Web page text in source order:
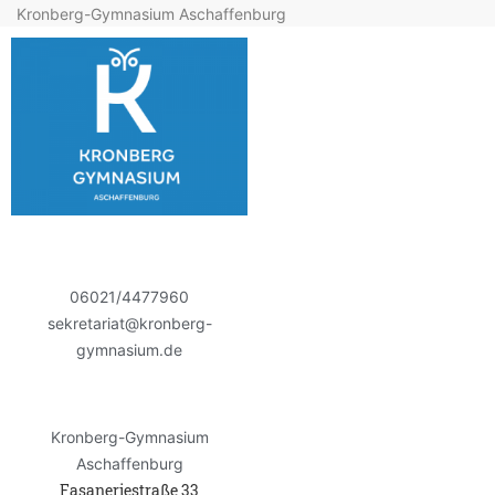
Kronberg-Gymnasium Aschaffenburg
06021/4477960
sekretariat@kronberg-
gymnasium.de
Kronberg-Gymnasium
Aschaffenburg
Fasaneriestraße 33